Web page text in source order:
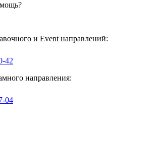
и Event направлений:
42
направления:
04